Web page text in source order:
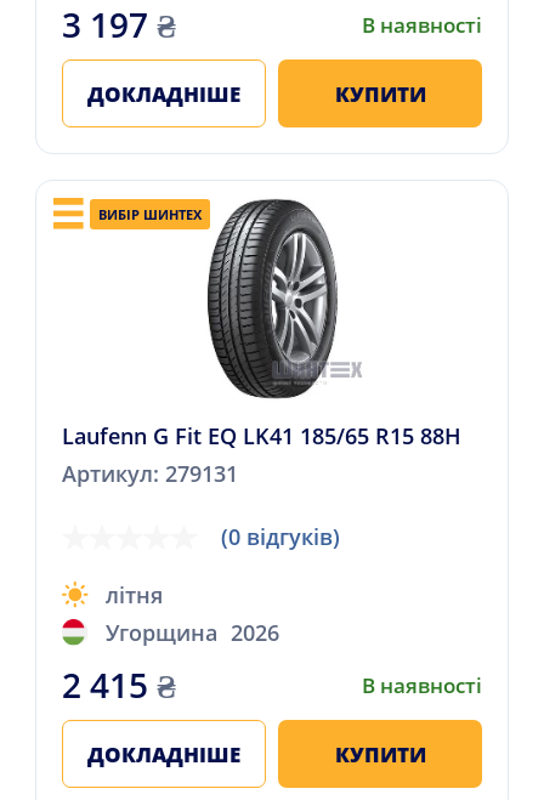
3 197 ₴ В наявності
ДОКЛАДНІШЕ КУПИТИ
ВИБІР ШИНТЕХ
Laufenn G Fit EQ LK41 185/65 R15 88H
Артикул: 279131
(0 відгуків)
літня
Угорщина 2026
2 415 ₴ В наявності
ДОКЛАДНІШЕ КУПИТИ